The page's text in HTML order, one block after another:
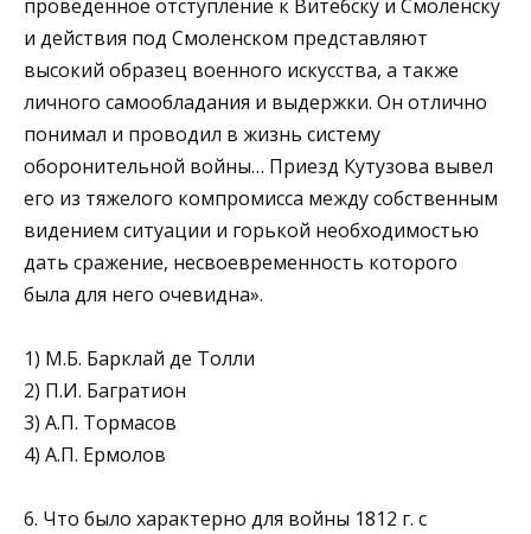
проведенное отступление к Ви­тебску и Смоленску
и действия под Смоленском представля­ют
высокий образец военного искусства, а также
личного самообладания и выдержки. Он отлично
понимал и проводил в жизнь систему
оборонительной войны… Приезд Кутузова вывел
его из тяжелого компромисса между собственным
ви­дением ситуации и горькой необходимостью
дать сражение, несвоевременность которого
была для него очевидна».
1) М.Б. Барклай де Толли
2) П.И. Багратион
3) А.П. Тормасов
4) А.П. Ермолов
6. Что было характерно для войны 1812 г. с